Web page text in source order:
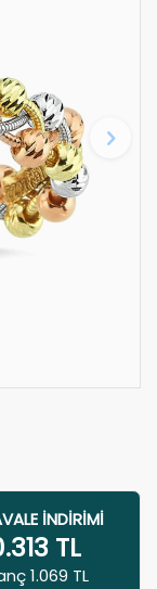
İNDIRIMI
TL
1.069 TL